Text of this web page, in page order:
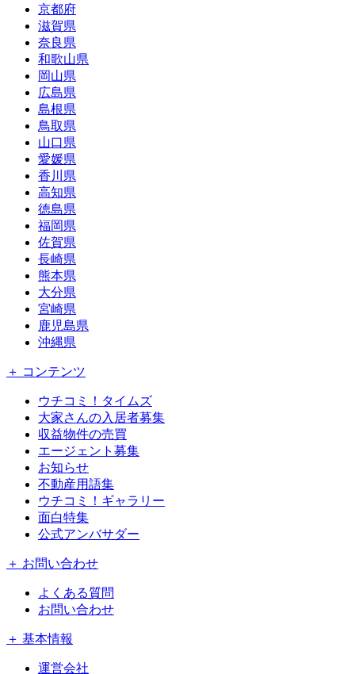
京都府
滋賀県
奈良県
和歌山県
岡山県
広島県
島根県
鳥取県
山口県
愛媛県
香川県
高知県
徳島県
福岡県
佐賀県
長崎県
熊本県
大分県
宮崎県
鹿児島県
沖縄県
＋ コンテンツ
ウチコミ！タイムズ
大家さんの入居者募集
収益物件の売買
エージェント募集
お知らせ
不動産用語集
ウチコミ！ギャラリー
面白特集
公式アンバサダー
＋ お問い合わせ
よくある質問
お問い合わせ
＋ 基本情報
運営会社